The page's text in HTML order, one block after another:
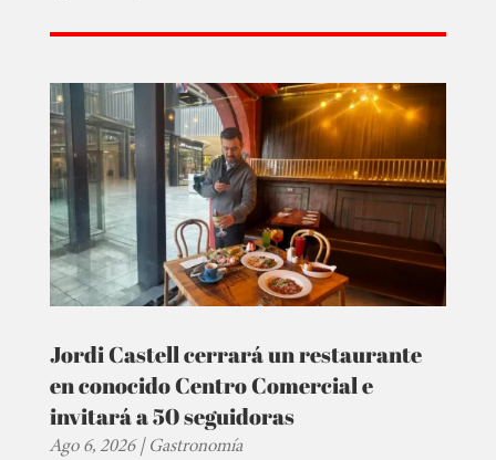
Jordi Castell cerrará un restaurante
en conocido Centro Comercial e
invitará a 50 seguidoras
Ago 6, 2026|Gastronomía